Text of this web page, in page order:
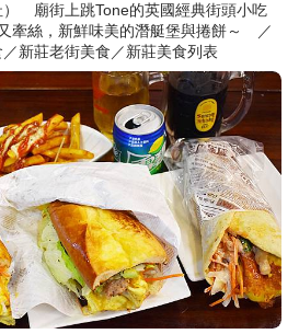
） 廟街上跳Tone的英國經典街頭小吃
牽絲，新鮮味美的潛艇堡與捲餅～ ／
新莊老街美食／新莊美食列表